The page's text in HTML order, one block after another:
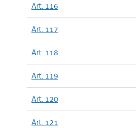
Art. 116
Art. 117
Art. 118
Art. 119
Art. 120
Art. 121